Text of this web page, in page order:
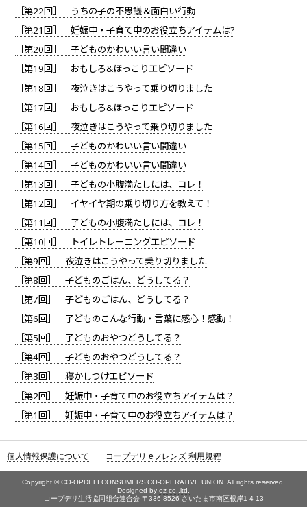
［第22回］ うちの子の不思議＆面白い行動
［第21回］ 妊娠中・子育て中のお役立ちアイテムは?
［第20回］ 子どものかわいい言い間違い
［第19回］ おもしろ&ほっこりエピソード
［第18回］ 夜泣きはこうやって乗り切りました
［第17回］ おもしろ&ほっこりエピソード
［第16回］ 夜泣きはこうやって乗り切りました
［第15回］ 子どものかわいい言い間違い
［第14回］ 子どものかわいい言い間違い
［第13回］ 子どもの小腹満たしには、コレ！
［第12回］ イヤイヤ期の乗り切り方を教えて！
［第11回］ 子どもの小腹満たしには、コレ！
［第10回］ トイレトレーニングエピソード
［第9回］ 夜泣きはこうやって乗り切りました
［第8回］ 子どものごはん、どうしてる？
［第7回］ 子どものごはん、どうしてる？
［第6回］ 子どものこんな行動・言葉に感心！感動！
［第5回］ 子どものおやつどうしてる？
［第4回］ 子どものおやつどうしてる？
［第3回］ 寝かしつけエピソード
［第2回］ 妊娠中・子育て中のお役立ちアイテムは？
［第1回］ 妊娠中・子育て中のお役立ちアイテムは？
個人情報保護について コープデリ eフレンズ 利用規程
Copyright © CO-OPDELI CONSUMERS’CO-OPERATIVE UNION. All rights reserved.
Designed by oz co.,ltd.
コープデリ生活協同組合連合会 〒336-8526 さいたま市南区根岸1-4-13